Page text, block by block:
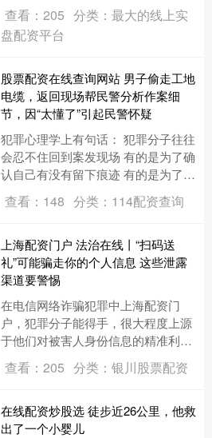
朗，从76人保罗·乔治、2个首轮签和2
个次轮签。....
查看：205 分类：最大的线上实
盘配资平台
股票配资在线查询网站 男子偷走工地
电缆，返回现场帮民警分析作案细
节，因“太懂了”引起民警怀疑
犯罪心理学上有句话： 犯罪分子往往
会忍不住回到案发现场 有的是为了确
认自己有没有留下痕迹 有的是为了欣
赏“作品” 有的—— 是来帮民警破案的
4月24日21时许....
查看：148 分类：114配资查询
上海配资门户 法治在线丨“扫码送
礼”可能骗走你的个人信息 这些泄露
渠道要警惕
在电信网络诈骗犯罪中上海配资门
户，犯罪分子能得手，很大程度上源
于他们对被害人身份信息的精准利
用。随着相关部门对非法获取公民个
人信息犯罪打击力度越来越大，犯罪
查看：205 分类：银川股票配资
在线配资炒股选 徒步近26公里，他救
出了一个小婴儿